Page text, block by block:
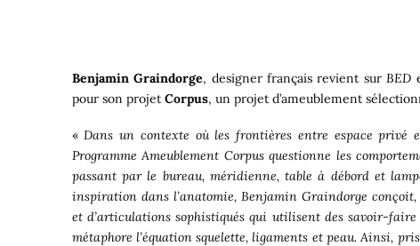
Benjamin Graindorge, designer français revient surBED
pour son projet Corpus, un projet d’ameublement
«Dans un contexte où les frontières entre espace privé
Programme Ameublement Corpus questionne les
passant par le bureau, méridienne, table à débord et
inspiration dans l’anatomie, Benjamin Graindorge
et d’articulations sophistiqués qui utilisent des savoir-
métaphore l’équation squelette, ligaments et peau. Ainsi,